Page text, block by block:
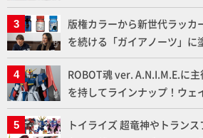
下ろしでご紹介!!さらに「大
ト」セット情報もお届け！【
版権カラーから新世代ラッカ
を続ける「ガイアノーツ」に
ー塗料の未来についてインタ
ROBOT魂 ver. A.N.I.M.E.に
を持してラインナップ！ウェ
劇中どおりのプロポーション
ダム】
トイライズ 超竜神やトラン